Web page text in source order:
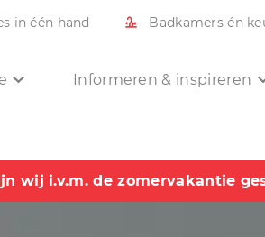
in één hand Badkamers én
Informeren & inspireren
wij i.v.m. de zomervakantie